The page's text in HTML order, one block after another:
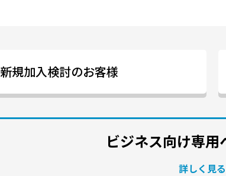
新規加入検討のお客様
ビジネス向け専用
詳しく見る